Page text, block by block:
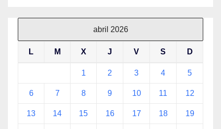
abril 2026
L M X J V S D
1 2 3 4 5
6 7 8 9 10 11 12
13 14 15 16 17 18 19